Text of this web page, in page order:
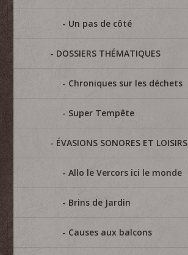
Un pas de côté
DOSSIERS THÉMATIQUES
Chroniques sur les déchets
Super Tempête
ÉVASIONS SONORES ET LOISIRS
Allo le Vercors ici le monde
Brins de Jardin
Causes aux balcons